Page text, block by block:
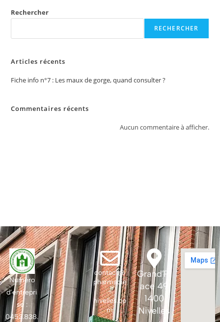
Rechercher
RECHERCHER
Articles récents
Fiche info n°7 : Les maux de gorge, quand consulter ?
Commentaires récents
Aucun commentaire à afficher.
Numéro
d’entrepri
se :
0453.838.
contact@
pharmacie
-
nivelles.co
m
Grand'Pl
ace 49
1400
Nivelles